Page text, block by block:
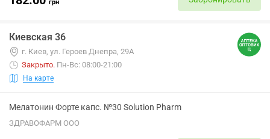
грн
Киевская 36
г. Киев, ул. Героев Днепра, 29А
Закрыто. Пн-Вс: 08:00-21:00
На карте
Мелатонин Форте капс. №30 Solution Pharm
ЗДРАВОФАРМ ООО